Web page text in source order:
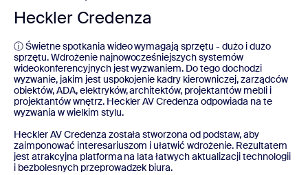
Heckler Credenza
ⓘ Świetne spotkania wideo wymagają sprzętu - dużo i dużo
sprzętu. Wdrożenie najnowocześniejszych systemów
wideokonferencyjnych jest wyzwaniem. Do tego dochodzi
wyzwanie, jakim jest uspokojenie kadry kierowniczej, zarządców
obiektów, ADA, elektryków, architektów, projektantów mebli i
projektantów wnętrz. Heckler AV Credenza odpowiada na te
wyzwania w wielkim stylu.
Heckler AV Credenza została stworzona od podstaw, aby
zaimponować interesariuszom i ułatwić wdrożenie. Rezultatem
jest atrakcyjna platforma na lata łatwych aktualizacji technologii
i bezbolesnych przeprowadzek biura.